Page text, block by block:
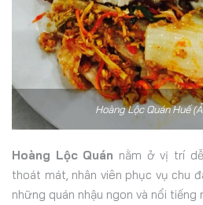
Hoàng Lộc Quán Huế
Hoàng Lộc Quán nằm ở vị trí
thoát mát, nhân viên phục vụ chu
những quán nhậu ngon và nổi tiếng